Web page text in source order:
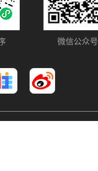
微信公众号